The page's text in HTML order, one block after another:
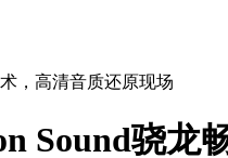
，高清音质还原现场
Sound骁龙